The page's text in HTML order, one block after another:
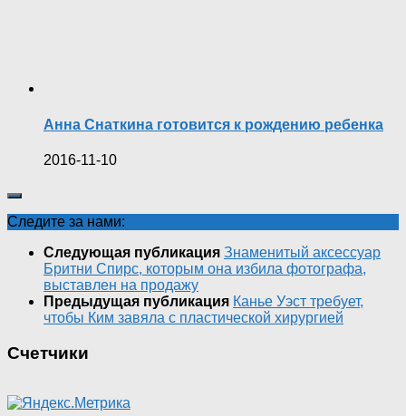
Анна Снаткина готовится к рождению ребенка
2016-11-10
Следите за нами:
Следующая публикация Знаменитый аксессуар
Бритни Спирс, которым она избила фотографа,
выставлен на продажу
Предыдущая публикация Канье Уэст требует,
чтобы Ким завяла с пластической хирургией
Счетчики